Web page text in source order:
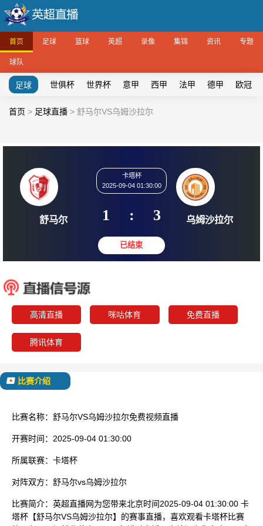
首页 足球 篮球 英超 录像 集锦 资讯 专题
球队
足球 世俱杯 世界杯 意甲 西甲 法甲 德甲 欧冠
首页 > 足球直播 > 舒马尔VS乌姆沙拉尔
卡塔杯
2025-09-04 01:30:00
1 : 3
高清直播 咪咕体育 免费直播
腾讯体育
比赛介绍
比赛名称： 舒马尔VS乌姆沙拉尔免费视频直播
开赛时间： 2025-09-04 01:30:00
所属联赛： 卡塔杯
对阵双方： 舒马尔vs乌姆沙拉尔
比赛简介： 英超直播网为您带来北京时间2025-09-04 01:30:00 卡
塔杯【舒马尔VS乌姆沙拉尔】的赛事直播，喜欢观看卡塔杯比赛